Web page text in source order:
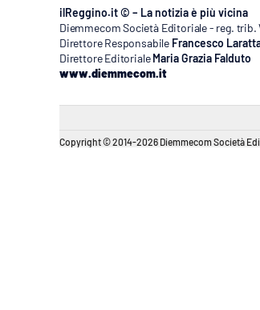
ilReggino.it © – La notizia è più vicina
Diemmecom Società Editoriale - reg. trib.
Direttore Responsabile Francesco
Direttore Editoriale Maria Grazia Falduto
www.diemmecom.it
Copyright © 2014-2026 Diemmecom Società